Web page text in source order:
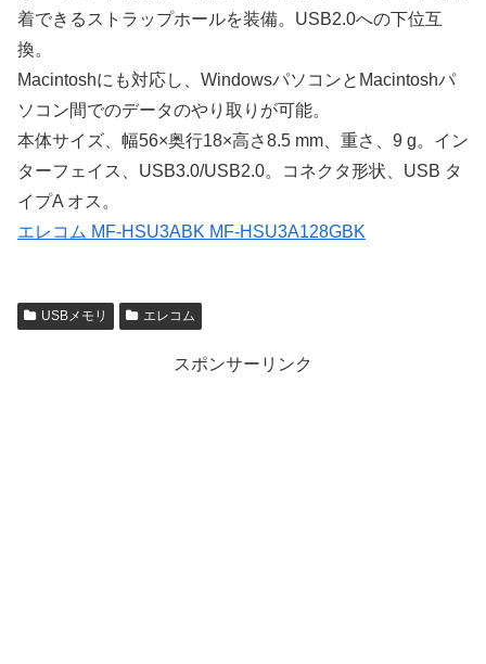
着できるストラップホールを装備。USB2.0への下位互
換。
Macintoshにも対応し、WindowsパソコンとMacintoshパ
ソコン間でのデータのやり取りが可能。
本体サイズ、幅56×奥行18×高さ8.5 mm、重さ、9 g。イン
ターフェイス、USB3.0/USB2.0。コネクタ形状、USB タ
イプA オス。
エレコム MF-HSU3ABK MF-HSU3A128GBK
USBメモリ エレコム
スポンサーリンク